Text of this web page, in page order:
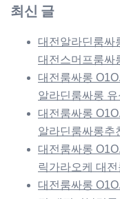
최신 글
대전알라딘룸싸
대전스머프룸싸
대전룸싸롱
알라딘룸싸롱
대전룸싸롱
알라딘룸싸롱추
대전룸싸롱
릭가라오케 대
대전룸싸롱